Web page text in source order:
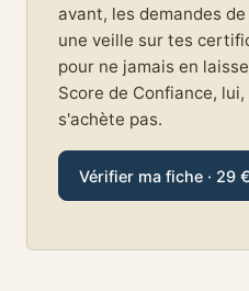
avant, les demandes
une veille sur tes
pour ne jamais en
Score de Confiance,
s'achète pas.
Vérifier ma fiche · 29